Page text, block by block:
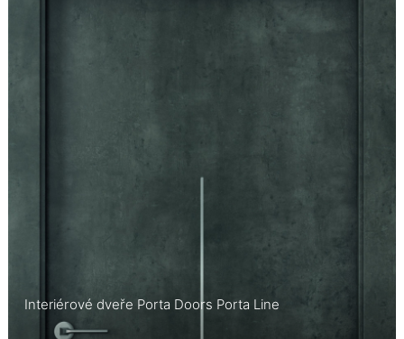
Interiérové dveře Porta Doors Porta Line